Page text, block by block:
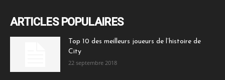
ARTICLES POPULAIRES
Top 10 des meilleurs joueurs de l’histoire de
City
22 septembre 2018